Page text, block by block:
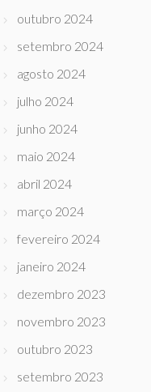
outubro 2024
setembro 2024
agosto 2024
julho 2024
junho 2024
maio 2024
abril 2024
março 2024
fevereiro 2024
janeiro 2024
dezembro 2023
novembro 2023
outubro 2023
setembro 2023